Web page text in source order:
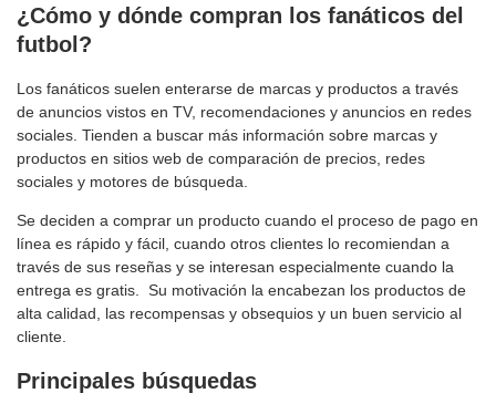
¿Cómo y dónde compran los fanáticos del
futbol?
Los fanáticos suelen enterarse de marcas y productos a través
de anuncios vistos en TV, recomendaciones y anuncios en redes
sociales. Tienden a buscar más información sobre marcas y
productos en sitios web de comparación de precios, redes
sociales y motores de búsqueda.
Se deciden a comprar un producto cuando el proceso de pago en
línea es rápido y fácil, cuando otros clientes lo recomiendan a
través de sus reseñas y se interesan especialmente cuando la
entrega es gratis. Su motivación la encabezan los productos de
alta calidad, las recompensas y obsequios y un buen servicio al
cliente.
Principales búsquedas